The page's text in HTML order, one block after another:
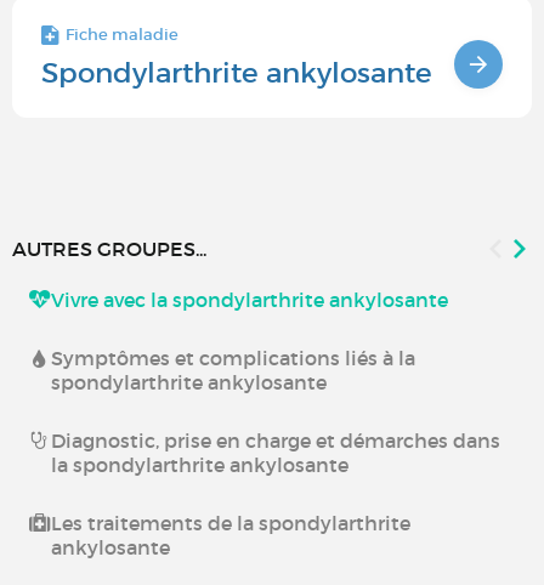
Fiche maladie
Spondylarthrite ankylosante
AUTRES GROUPES...
Vivre avec la spondylarthrite ankylosante
Symptômes et complications liés à la
spondylarthrite ankylosante
Diagnostic, prise en charge et démarches dans
la spondylarthrite ankylosante
Les traitements de la spondylarthrite
ankylosante